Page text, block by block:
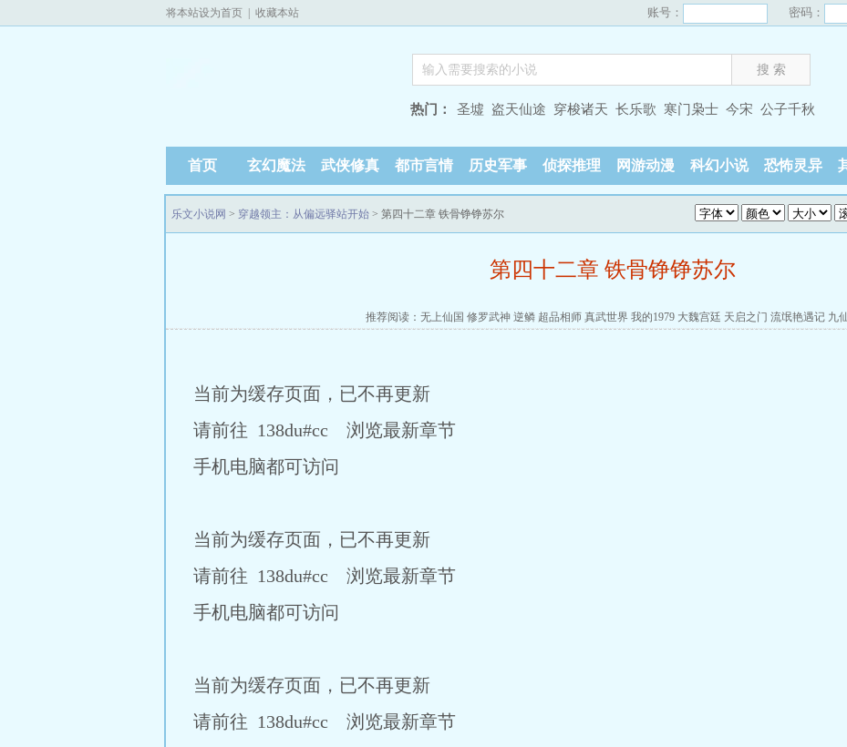
将本站设为首页 收藏本站 账号： 密码：
热门： 圣墟 盗天仙途 穿梭诸天 长乐歌 寒门枭士 今宋 公子千秋
首页 玄幻魔法 武侠修真 都市言情 历史军事 侦探推理 网游动漫 科幻小说 恐怖灵异
乐文小说网 > 穿越领主：从偏远驿站开始 > 第四十二章 铁骨铮铮苏尔
第四十二章 铁骨铮铮苏尔
推荐阅读： 无上仙国 修罗武神 逆鳞 超品相师 真武世界 我的1979 大魏宫廷 天启之门 流氓艳遇记 九
当前为缓存页面，已不再更新
请前往 138du#cc 浏览最新章节
手机电脑都可访问
当前为缓存页面，已不再更新
请前往 138du#cc 浏览最新章节
手机电脑都可访问
当前为缓存页面，已不再更新
请前往 138du#cc 浏览最新章节